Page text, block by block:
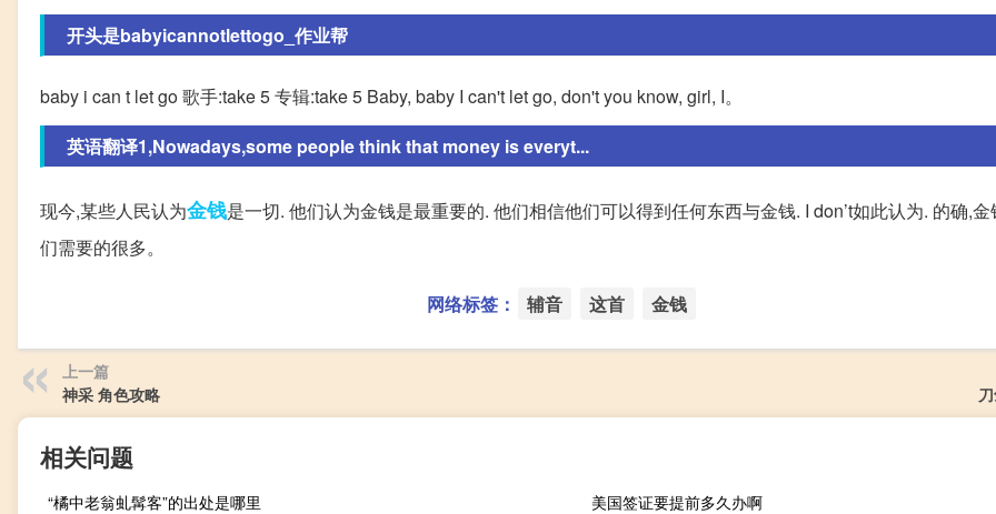
开头是babyicannotlettogo_作业帮
baby i can t let go 歌手:take 5 专辑:take 5 Baby, baby I can't let go, don't you know, girl, I。
英语翻译1,Nowadays,some people think that money is everyt...
现今,某些人民认为金钱是一切. 他们认为金钱是最重要的. 他们相信他们可以得到任何东西与金钱. I don’t如此认为. 的确,
们需要的很多。
网络标签： 辅音 这首 金钱
上一篇
神采 角色攻略
相关问题
“橘中老翁虬髯客”的出处是哪里
美国签证要提前多久办啊